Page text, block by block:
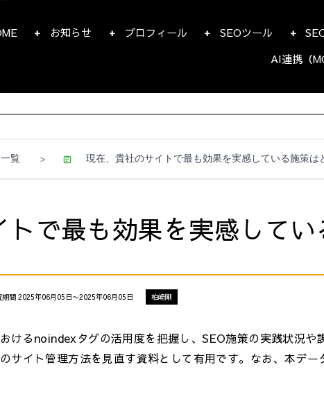
お知らせ プロフィール SEOツール
AI連携（
覧 > 現在、貴社のサイトで最も効果を実感している施策は
で最も効果を実感して
期間 2025年06月05日〜2025年06月05日 柏崎剛
けるnoindexタグの活用度を把握し、SEO施策の実践状況や
サイト管理方法を見直す資料として有用です。なお、本デー